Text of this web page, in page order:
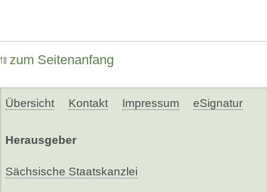
zum Seitenanfang
Übersicht Kontakt Impressum eSignatur
Herausgeber
Sächsische Staatskanzlei